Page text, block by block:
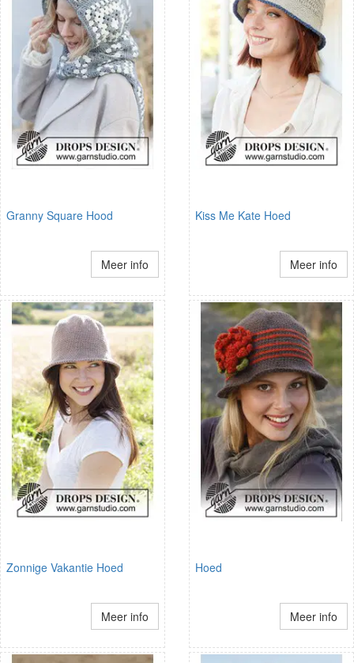
Granny Square Hood
Meer info
Kiss Me Kate Hoed
Meer info
Zonnige Vakantie Hoed
Meer info
Hoed
Meer info